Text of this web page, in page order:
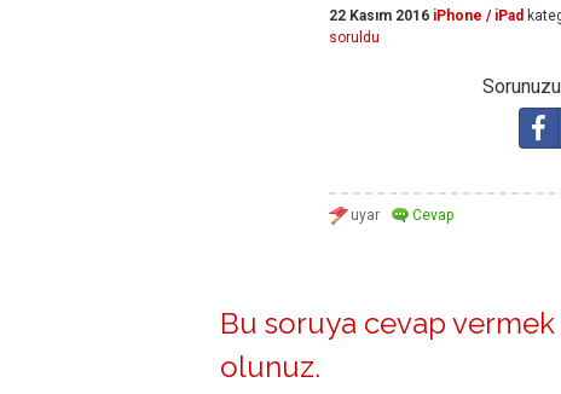
22 Kasım 2016 iPhone / iPad
soruldu
Bu soruya cevap
olunuz.